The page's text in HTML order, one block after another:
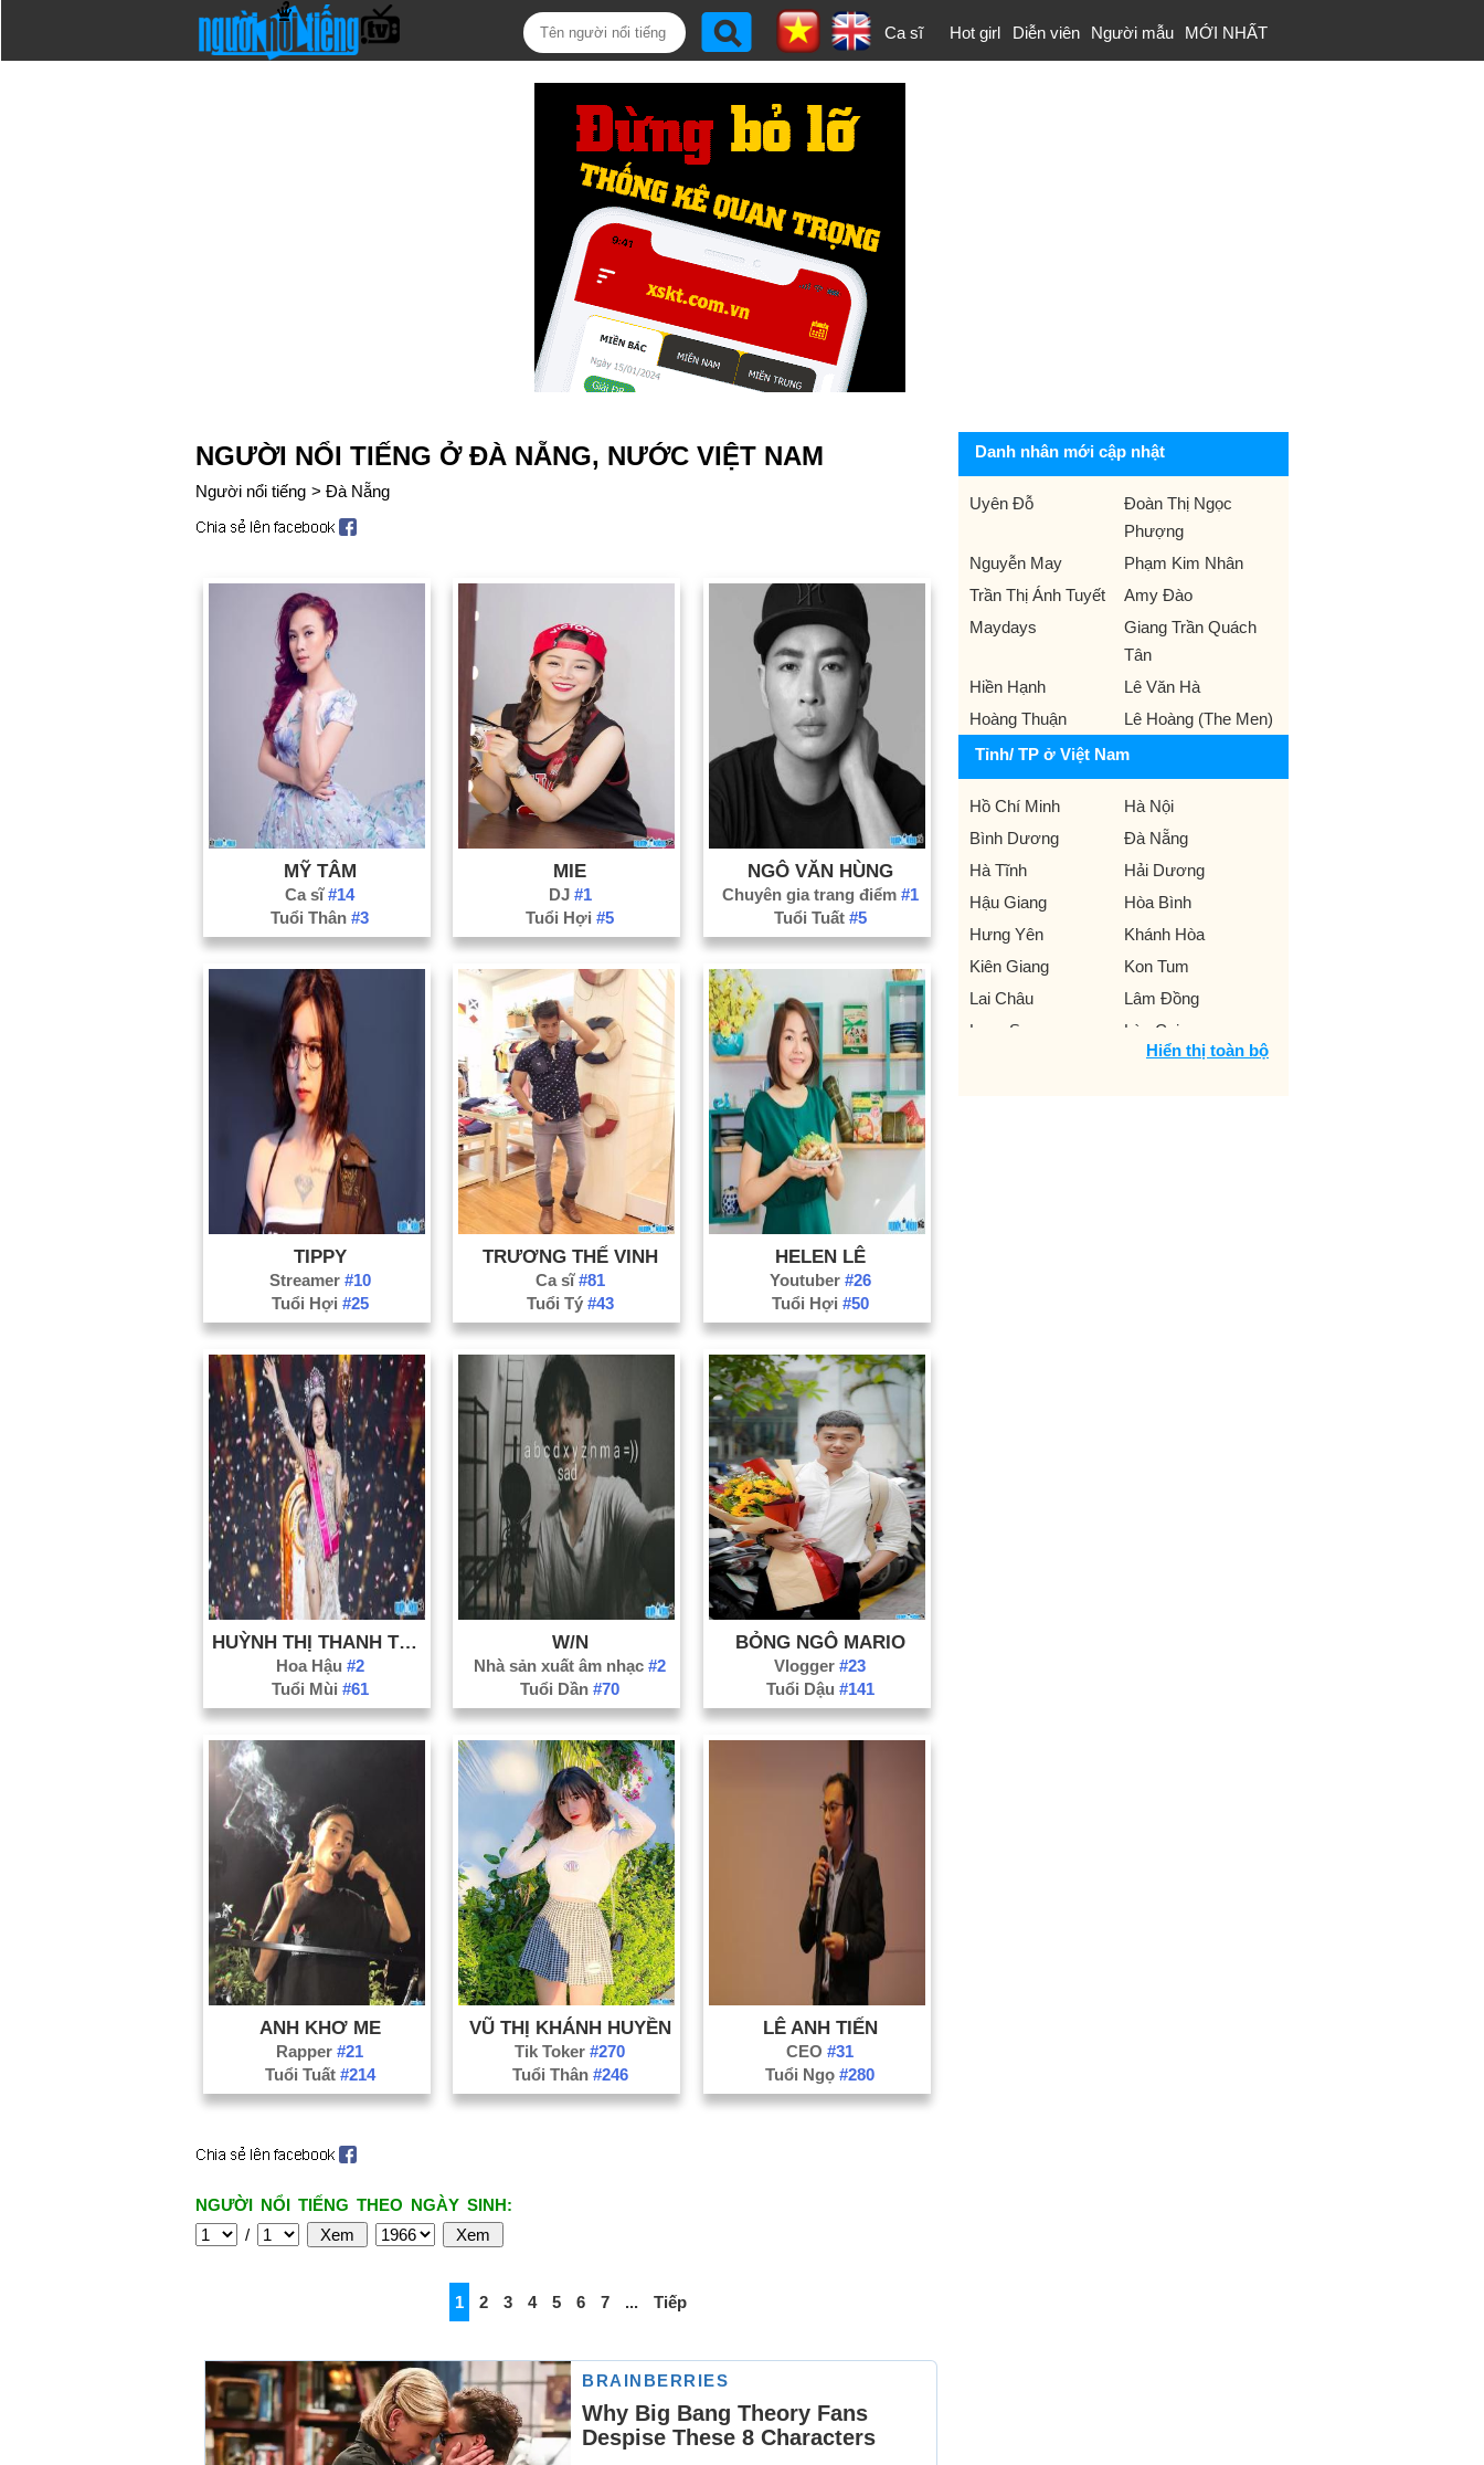
Ca sĩ Hot girl Diễn viên Người mẫu MỚI NHẤT
NGƯỜI NỔI TIẾNG Ở ĐÀ NẴNG, NƯỚC VIỆT NAM
Người nổi tiếng > Đà Nẵng
MỸ TÂM
Ca sĩ#14
Tuổi Thân#3
MIE
DJ #1
Tuổi Hợi#5
NGÔ VĂN HÙNG
Chuyên gia trang điểm #1
Tuổi Tuất #5
TIPPY
Streamer #10
Tuổi Hợi #25
TRƯƠNG THẾ VINH
Ca sĩ#81
Tuổi Tý #43
HELEN LÊ
Youtuber #26
Tuổi Hợi #50
HUỲNH THỊ THANH THUỶ
Hoa Hậu #2
Tuổi Mùi #61
W/N
Nhà sản xuất âm nhạc#2
Tuổi Dần#70
BỎNG NGÔ MARIO
Vlogger#23
Tuổi Dậu #141
ANH KHƠ ME
Rapper#21
Tuổi Tuất #214
VŨ THỊ KHÁNH HUYỀN
Tik Toker#270
Tuổi Thân #246
LÊ ANH TIẾN
CEO#31
Tuổi Ngọ#280
NGƯỜI NỔI TIẾNG THEO NGÀY SINH:
/
1 2 3 4 5 6 7 ... Tiếp
Danh nhân mới cập nhật
Uyên Đỗ
Đoàn Thị Ngọc
Phượng
Nguyễn May
Phạm Kim Nhân
Trần Thị Ánh Tuyết
Amy Đào
Maydays
Giang Trần Quách
Tân
Hiền Hạnh
Lê Văn Hà
Hoàng Thuận
Lê Hoàng (The Men)
Tỉnh/ TP ở Việt Nam
Hồ Chí Minh
Hà Nội
Bình Dương
Đà Nẵng
Hà Tĩnh
Hải Dương
Hậu Giang
Hòa Bình
Hưng Yên
Khánh Hòa
Kiên Giang
Kon Tum
Lai Châu
Lâm Đồng
Lạng Sơn
Lào Cai
Nghệ An
Hiển thị toàn bộ